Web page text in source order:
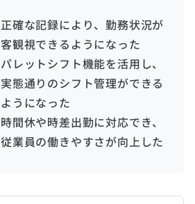
正確な記録により、勤務状況が
客観視できるようになった
パレットシフト機能を活用し、
実態通りのシフト管理ができる
ようになった
時間休や時差出勤に対応でき、
従業員の働きやすさが向上した